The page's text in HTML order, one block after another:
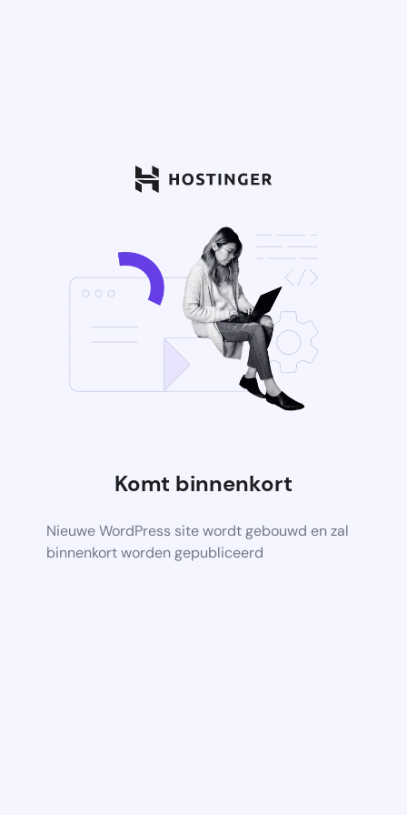
Komt binnenkort
Nieuwe WordPress site wordt gebouwd en zal
binnenkort worden gepubliceerd